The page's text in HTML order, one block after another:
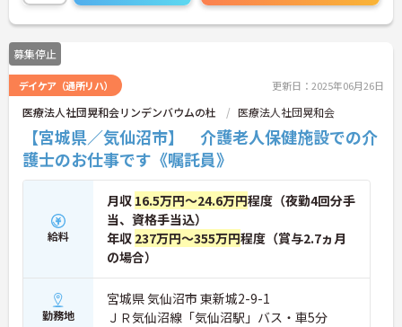
募集停止
デイケア（通所リハ） 更新日：2025年06月26日
医療法人社団晃和会リンデンバウムの杜 医療法人社団晃和会
【宮城県／気仙沼市】 介護老人保健施設での介
護士のお仕事です《嘱託員》
給料
月収 16.5万円～24.6万円程度（夜勤4回分手
当、資格手当込）
年収 237万円～355万円程度（賞与2.7ヵ月
の場合）
勤務地
宮城県 気仙沼市 東新城2-9-1
ＪＲ気仙沼線「気仙沼駅」バス・車5分